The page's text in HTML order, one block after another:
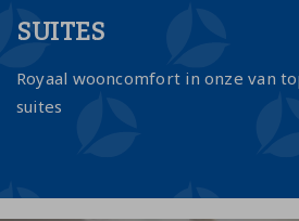
SUITES
Royaal wooncomfort in onze van
suites